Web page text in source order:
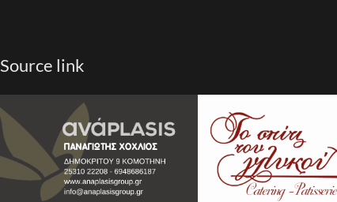
Source link